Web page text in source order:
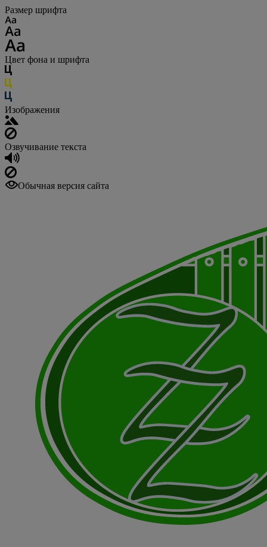
Размер шрифта
Цвет фона и шрифта
Изображения
Озвучивание текста
Обычная версия сайта